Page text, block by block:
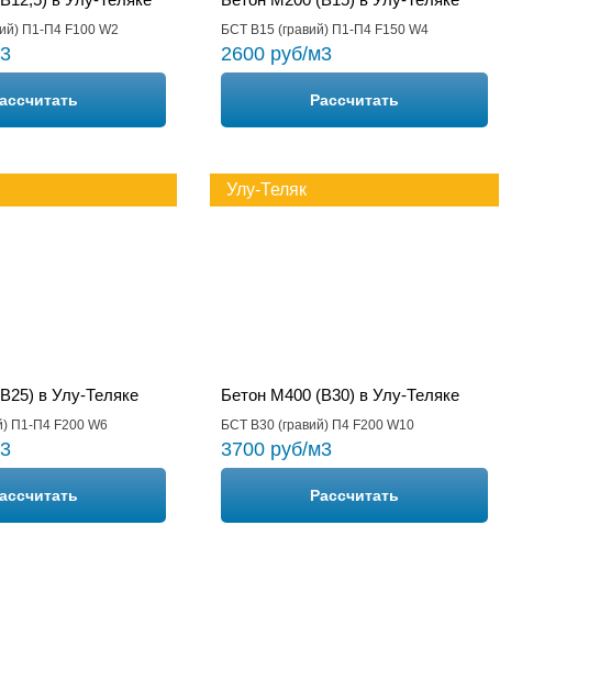
П1-П4 F100 W2 БСТ В15 (гравий) П1-П4 F150 W4
2600 руб/м3
Рассчитать
в Улу-Теляке
П1-П4 F200 W6
Улу-Теляк
Бетон М400 (B30) в Улу-Теляке
БСТ В30 (гравий) П4 F200 W10
3700 руб/м3
Рассчитать